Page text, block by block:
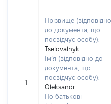
1
Прізвище (відповідно
до документа, що
посвідчує особу):
Tselovalnyk
Ім’я (відповідно до
документа, що
посвідчує особу):
Oleksandr
По батькові